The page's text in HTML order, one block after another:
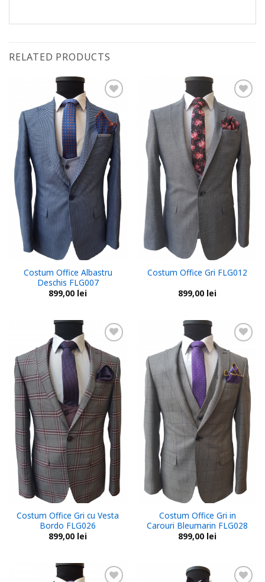
RELATED PRODUCTS
Add to
wishlist
Costum Office Albastru
Deschis FLG007
899,00 lei
Add to
wishlist
Costum Office Gri FLG012
899,00 lei
Add to
wishlist
Costum Office Gri cu Vesta
Bordo FLG026
899,00 lei
Add to
wishlist
Costum Office Gri in
Carouri Bleumarin FLG028
899,00 lei